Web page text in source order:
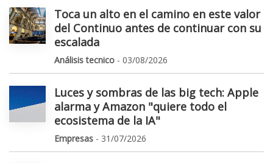
Toca un alto en el camino en este valor
del Continuo antes de continuar con su
escalada
Análisis tecnico - 03/08/2026
Luces y sombras de las big tech: Apple
alarma y Amazon "quiere todo el
ecosistema de la IA"
Empresas - 31/07/2026